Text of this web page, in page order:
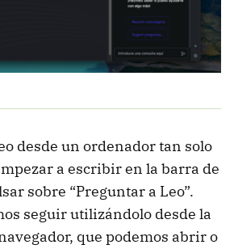
desde un ordenador tan solo
a escribir en la barra de
sobre “Preguntar a Leo”.
seguir utilizándolo desde la
que podemos abrir o